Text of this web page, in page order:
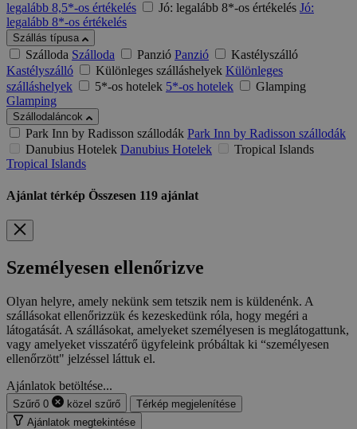
legalább 8,5*-os értékelés
Jó: legalább 8*-os értékelés Jó:
legalább 8*-os értékelés
Szállás típusa
Szálloda Szálloda Panzió Panzió
Kastélyszálló
Kastélyszálló
Különleges szálláshelyek Különleges
szálláshelyek
5*-os hotelek 5*-os hotelek
Glamping
Glamping
Szállodaláncok
Park Inn by Radisson szállodák Park Inn by Radisson szállodák
Danubius Hotelek Danubius Hotelek
Tropical Islands
Tropical Islands
Ajánlat térkép Összesen 119 ajánlat
Személyesen ellenőrizve
Olyan helyre, amely nekünk sem tetszik nem is küldenénk. A
szállásokat ellenőrizzük és kezeskedünk róla, hogy megéri a
látogatását. A szállásokat, amelyeket személyesen is meglátogattunk,
vagy amelyeket visszatérő ügyfeleink próbáltak ki “személyesen
ellenőrzött" jelzéssel láttuk el.
Ajánlatok betöltése...
Szűrő 0 közel szűrő
Térkép megjelenítése
Ajánlatok megtekintése